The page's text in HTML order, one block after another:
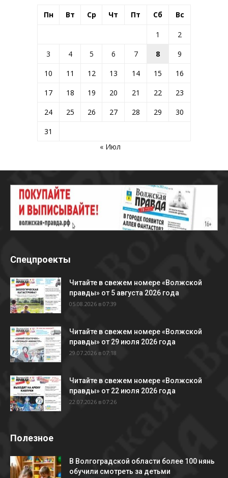
Пн Вт Ср Чт Пт Сб Вс
1
2
3
4 5 6 7 8
9
10
11 12 13 14 15
16
17
18 19 20 21 22
23
24
25 26 27 28 29
30
31
« Июл
Спецпроекты
Читайте в свежем номере «Волжской
правды» от 5 августа 2026 года
05.08.2026 в 07:39
Читайте в свежем номере «Волжской
правды» от 29 июля 2026 года
29.07.2026 в 07:18
Читайте в свежем номере «Волжской
правды» от 22 июля 2026 года
22.07.2026 в 07:26
Полезное
В Волгоградской области более 100 нянь
обучили смотреть за детьми